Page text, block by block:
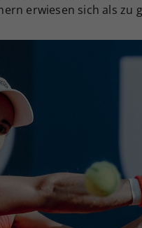
erwiesen sich als zu